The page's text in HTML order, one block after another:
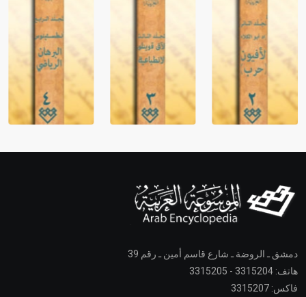
دمشق ـ الروضة ـ شارع قاسم أمين ـ رقم 39
هاتف: 3315204 - 3315205
فاكس: 3315207